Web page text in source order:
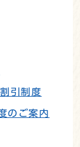
引制度
のご案内